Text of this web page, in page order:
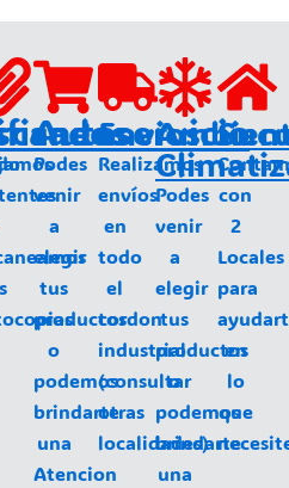
Autoservicio
Podes
venir
a
elegir
tus
productos
o
podemos
brindarte
una
Atencion
Envios
Realizamos
envíos
en
todo
el
cordon
industrial
(consultar
otras
localidades)
Podes
venir
a
elegir
tus
productos
o
podemos
brindarte
una
con
2
Locales
para
en
lo
que